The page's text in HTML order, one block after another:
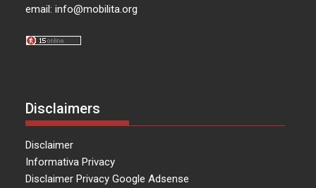
email:info@mobilita.org
Disclaimers
Disclaimer
Informativa Privacy
Disclaimer Privacy Google Adsense